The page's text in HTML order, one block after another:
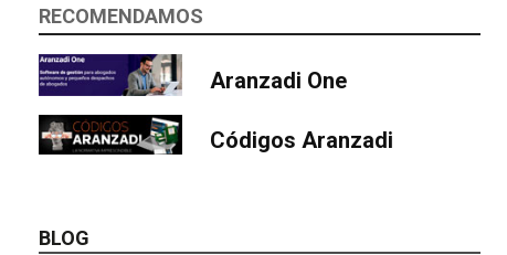
RECOMENDAMOS
Aranzadi One
Códigos Aranzadi
BLOG